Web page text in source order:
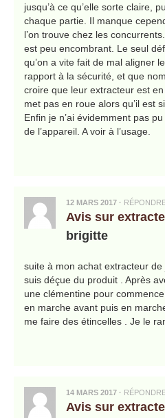
jusqu’à ce qu’elle sorte claire,
chaque partie. Il manque
l’on trouve chez les
est peu encombrant. Le seul
qu’on a vite fait de mal aligner
rapport à la sécurité, et que
croire que leur extracteur est
met pas en roue alors qu’il est
Enfin je n’ai évidemment pas
de l’appareil. A voir à l’usage.
12 MARS 2017 ·
Avis sur
brigitte
suite à mon achat extracteur
suis déçue du produit . Après
une clémentine pour
en marche avant puis en
me faire des étincelles . Je le
14 MARS 2017 ·
Avis sur